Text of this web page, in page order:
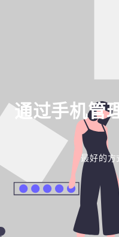
通过手机管
最好的方